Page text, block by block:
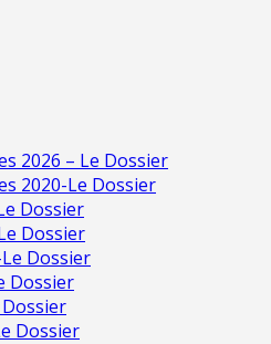
2026 – Le Dossier
2020-Le Dossier
Dossier
Dossier
Dossier
Dossier
Dossier